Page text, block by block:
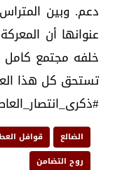
دعم. وبين
عنوانها أن
خلفه مجتمع
تستحق كل هذا
الضالع قوافل
روح التضامن